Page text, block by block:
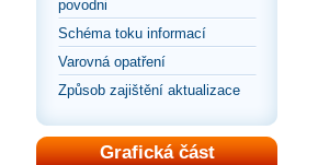
povodni
Schéma toku informací
Varovná opatření
Způsob zajištění aktualizace
Grafická část